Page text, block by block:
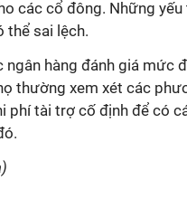
các cổ đông. Những
thể sai lệch.
ngân hàng đánh giá mức
thường xem xét các
phí tài trợ cố địnhđể có